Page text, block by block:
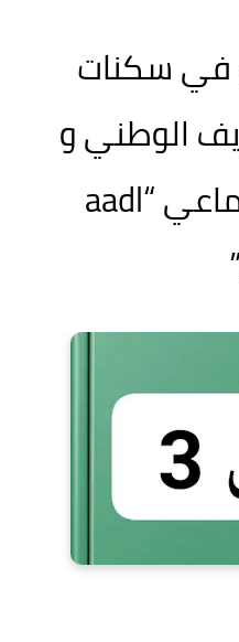
في سكنات
الوطني و
رقم الضمان الاجتماعي “aadl